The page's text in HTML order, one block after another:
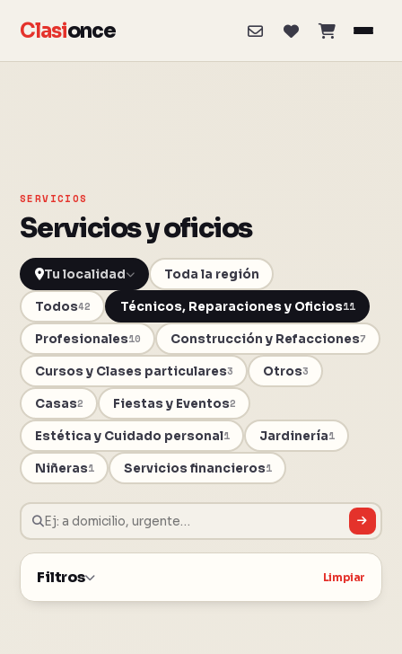
Clasionce
SERVICIOS
Servicios y oficios
Toda la región
Todos42 Técnicos, Reparaciones y Oficios11
Profesionales10 Construcción y Refacciones7
Cursos y Clases particulares3 Otros3
Casas2 Fiestas y Eventos2
Estética y Cuidado personal1 Jardinería1
Niñeras1 Servicios financieros1
Filtros Limpiar